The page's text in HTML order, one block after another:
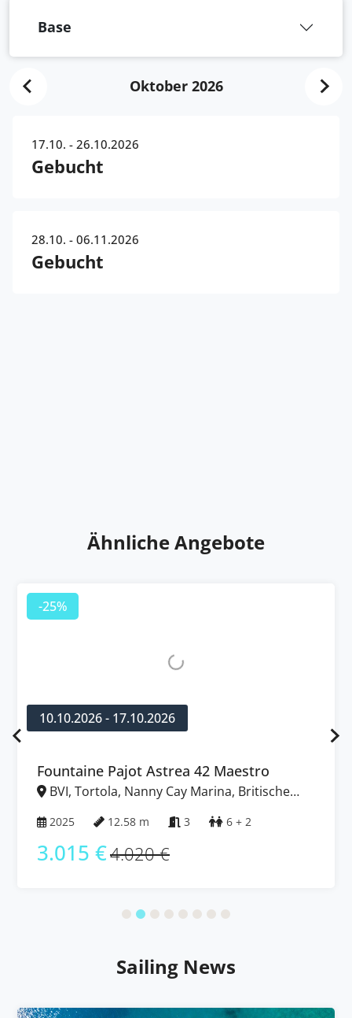
Base
Oktober 2026
17.10. - 26.10.2026
Gebucht
28.10. - 06.11.2026
Gebucht
Ähnliche Angebote
-25%
10.10.2026 - 17.10.2026
Fountaine Pajot Astrea 42 Maestro
BVI, Tortola, Nanny Cay Marina, Britische
2025 12.58 m 3 6 + 2
3.015 €4.020 €
Sailing News